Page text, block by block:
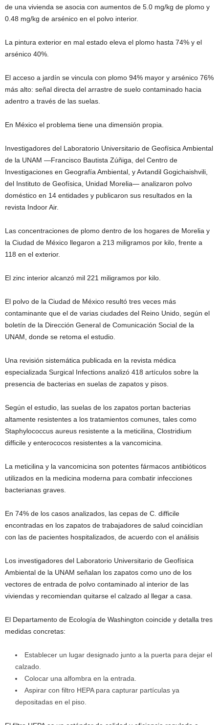
de una vivienda se asocia con aumentos de 5.0 mg/kg de plomo y
0.48 mg/kg de arsénico en el polvo interior.
La pintura exterior en mal estado eleva el plomo hasta 74% y el
arsénico 40%.
El acceso a jardín se vincula con plomo 94% mayor y arsénico 76%
más alto: señal directa del arrastre de suelo contaminado hacia
adentro a través de las suelas.
En México el problema tiene una dimensión propia.
Investigadores del Laboratorio Universitario de Geofísica Ambiental
de la UNAM —Francisco Bautista Zúñiga, del Centro de
Investigaciones en Geografía Ambiental, y Avtandil Gogichaishvili,
del Instituto de Geofísica, Unidad Morelia— analizaron polvo
doméstico en 14 entidades y publicaron sus resultados en la
revista Indoor Air.
Las concentraciones de plomo dentro de los hogares de Morelia y
la Ciudad de México llegaron a 213 miligramos por kilo, frente a
118 en el exterior.
El zinc interior alcanzó mil 221 miligramos por kilo.
El polvo de la Ciudad de México resultó tres veces más
contaminante que el de varias ciudades del Reino Unido, según el
boletín de la Dirección General de Comunicación Social de la
UNAM, donde se retoma el estudio.
Una revisión sistemática publicada en la revista médica
especializada Surgical Infections analizó 418 artículos sobre la
presencia de bacterias en suelas de zapatos y pisos.
Según el estudio, las suelas de los zapatos portan bacterias
altamente resistentes a los tratamientos comunes, tales como
Staphylococcus aureus resistente a la meticilina, Clostridium
difficile y enterococos resistentes a la vancomicina.
La meticilina y la vancomicina son potentes fármacos antibióticos
utilizados en la medicina moderna para combatir infecciones
bacterianas graves.
En 74% de los casos analizados, las cepas de C. difficile
encontradas en los zapatos de trabajadores de salud coincidían
con las de pacientes hospitalizados, de acuerdo con el análisis
Los investigadores del Laboratorio Universitario de Geofísica
Ambiental de la UNAM señalan los zapatos como uno de los
vectores de entrada de polvo contaminado al interior de las
viviendas y recomiendan quitarse el calzado al llegar a casa.
El Departamento de Ecología de Washington coincide y detalla tres
medidas concretas:
Establecer un lugar designado junto a la puerta para dejar el
calzado.
Colocar una alfombra en la entrada.
Aspirar con filtro HEPA para capturar partículas ya
depositadas en el piso.